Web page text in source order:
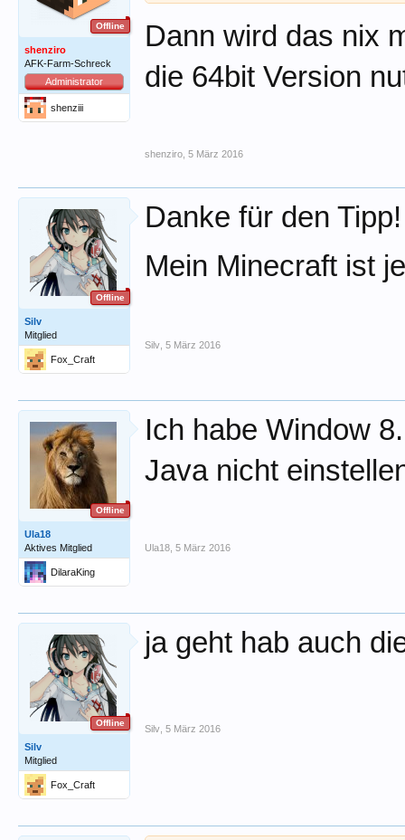
Offline
shenziro
AFK-Farm-Schreck
Administrator
shenziii
Dann wird das nix
die 64bit Version
shenziro 5 März 2016
Offline
Silv
Mitglied
Fox_Craft
Danke für den Tipp!
Mein Minecraft ist
Silv 5 März 2016
Offline
Ula18
Aktives Mitglied
DilaraKing
Ich habe Window
Java nicht
Ula18 5 März 2016
Offline
Silv
Mitglied
Fox_Craft
ja geht hab auch
Silv 5 März 2016